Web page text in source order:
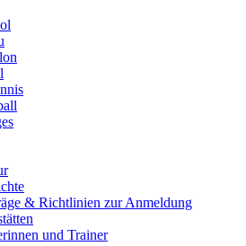
& Richtlinien zur Anmeldung
und Trainer